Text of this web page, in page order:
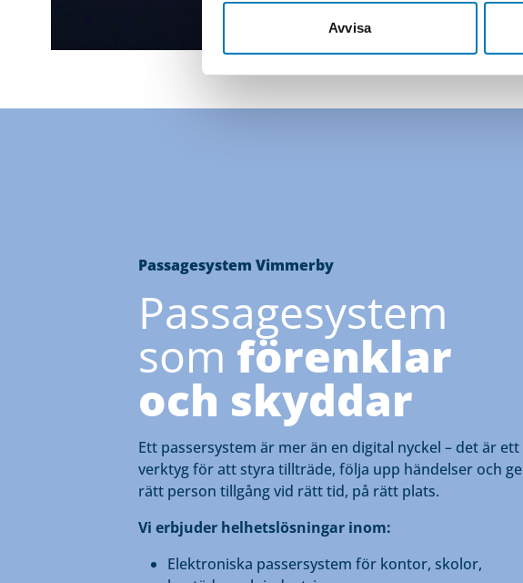
Avvisa
Passagesystem Vimmerby
Passagesystem
som förenklar
och skyddar
Ett passersystem är mer än en digital nyckel – det är ett
verktyg för att styra tillträde, följa upp händelser och ge
rätt person tillgång vid rätt tid, på rätt plats.
Vi erbjuder helhetslösningar inom:
Elektroniska passersystem för kontor, skolor,